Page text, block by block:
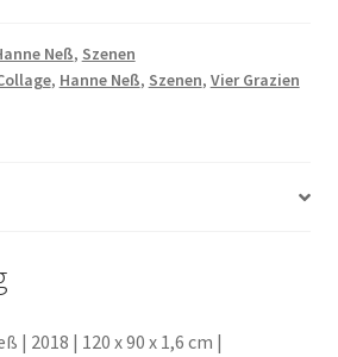
Neß, Szenen
, Hanne Neß, Szenen, Vier Grazien
| 2018 | 120 x 90 x 1,6 cm |